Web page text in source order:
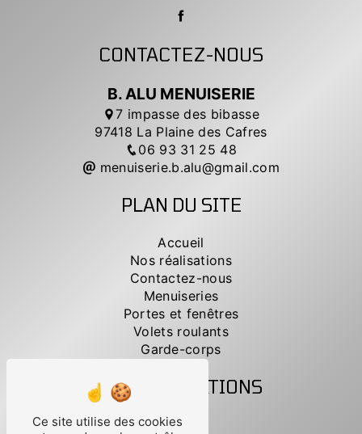
CONTACTEZ-NOUS
B. ALU MENUISERIE
7 impasse des bibasse
97418 La Plaine des Cafres
06 93 31 25 48
menuiserie.b.alu@gmail.com
PLAN DU SITE
Accueil
Nos réalisations
Contactez-nous
Menuiseries
Portes et fenêtres
Volets roulants
Garde-corps
NOS PRESTATIONS
Portails
Ce site utilise des cookies